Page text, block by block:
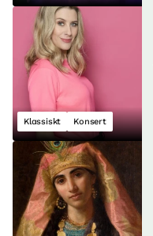
Klassiskt Konsert